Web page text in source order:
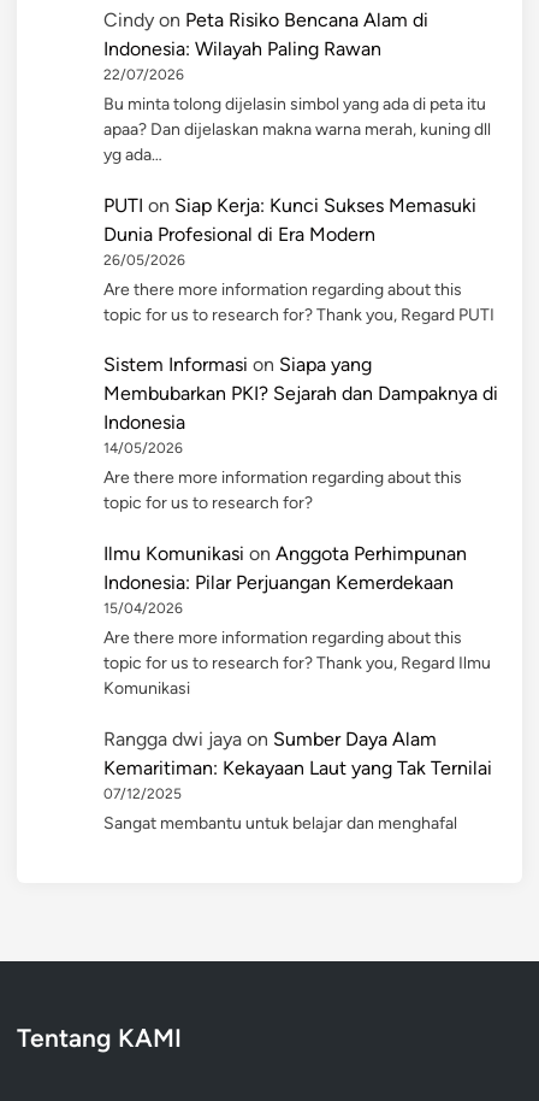
Cindy on Peta Risiko Bencana Alam di
Indonesia: Wilayah Paling Rawan
22/07/2026
Bu minta tolong dijelasin simbol yang ada di peta itu
apaa? Dan dijelaskan makna warna merah, kuning dll
yg ada…
PUTI on Siap Kerja: Kunci Sukses Memasuki
Dunia Profesional di Era Modern
26/05/2026
Are there more information regarding about this
topic for us to research for? Thank you, Regard PUTI
Sistem Informasi on Siapa yang
Membubarkan PKI? Sejarah dan Dampaknya di
Indonesia
14/05/2026
Are there more information regarding about this
topic for us to research for?
Ilmu Komunikasi on Anggota Perhimpunan
Indonesia: Pilar Perjuangan Kemerdekaan
15/04/2026
Are there more information regarding about this
topic for us to research for? Thank you, Regard Ilmu
Komunikasi
Rangga dwi jaya on Sumber Daya Alam
Kemaritiman: Kekayaan Laut yang Tak Ternilai
07/12/2025
Sangat membantu untuk belajar dan menghafal
Tentang KAMI